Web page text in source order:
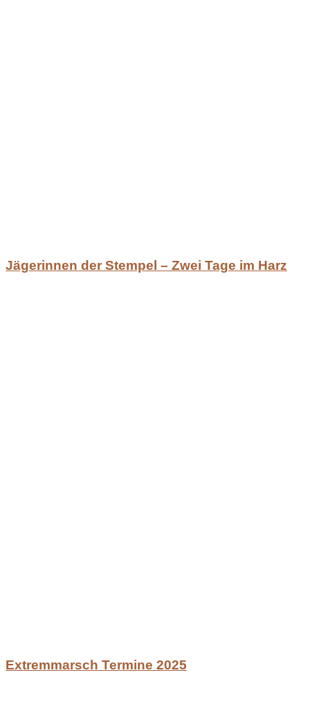
Jägerinnen der Stempel – Zwei Tage im Harz
Extremmarsch Termine 2025